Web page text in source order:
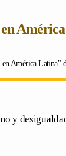
en
América Latina"
y